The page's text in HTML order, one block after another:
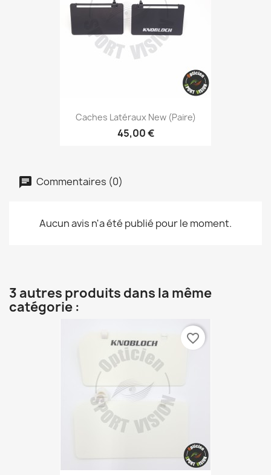
Caches Latéraux New (paire)
45,00 €
Commentaires (0)
Aucun avis n'a été publié pour le moment.
3 autres produits dans la même
catégorie :
favorite_border